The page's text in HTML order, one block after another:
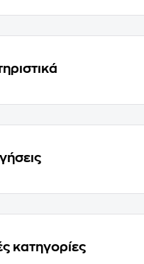
κατηγορίες